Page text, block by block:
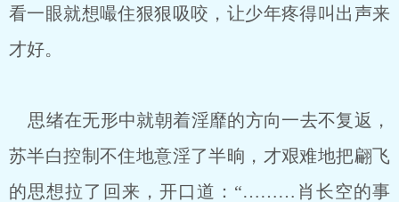
看一眼就想嘬住狠狠吸咬，让少年疼得叫出声来
才好。
思绪在无形中就朝着淫靡的方向一去不复返，
苏半白控制不住地意淫了半晌，才艰难地把翩飞
的思想拉了回来，开口道：“………肖长空的事